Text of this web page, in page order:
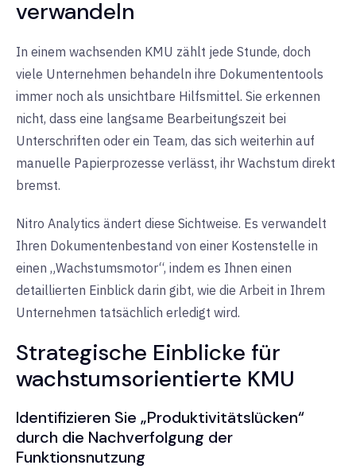
verwandeln
In einem wachsenden KMU zählt jede Stunde, doch
viele Unternehmen behandeln ihre Dokumententools
immer noch als unsichtbare Hilfsmittel. Sie erkennen
nicht, dass eine langsame Bearbeitungszeit bei
Unterschriften oder ein Team, das sich weiterhin auf
manuelle Papierprozesse verlässt, ihr Wachstum direkt
bremst.
Nitro Analytics ändert diese Sichtweise. Es verwandelt
Ihren Dokumentenbestand von einer Kostenstelle in
einen „Wachstumsmotor“, indem es Ihnen einen
detaillierten Einblick darin gibt, wie die Arbeit in Ihrem
Unternehmen tatsächlich erledigt wird.
Strategische Einblicke für
wachstumsorientierte KMU
Identifizieren Sie „Produktivitätslücken“
durch die Nachverfolgung der
Funktionsnutzung